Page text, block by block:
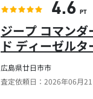
広島県廿日市市
査定依頼日：2026年06月21
ジープ コマン
ド ディーゼルタ
4.6 PT